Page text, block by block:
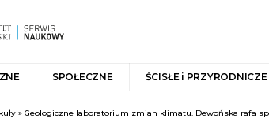
SPOŁECZNE ŚCISŁE i PRZYRODNICZE
» Geologiczne laboratorium zmian klimatu. Dewońska rafa